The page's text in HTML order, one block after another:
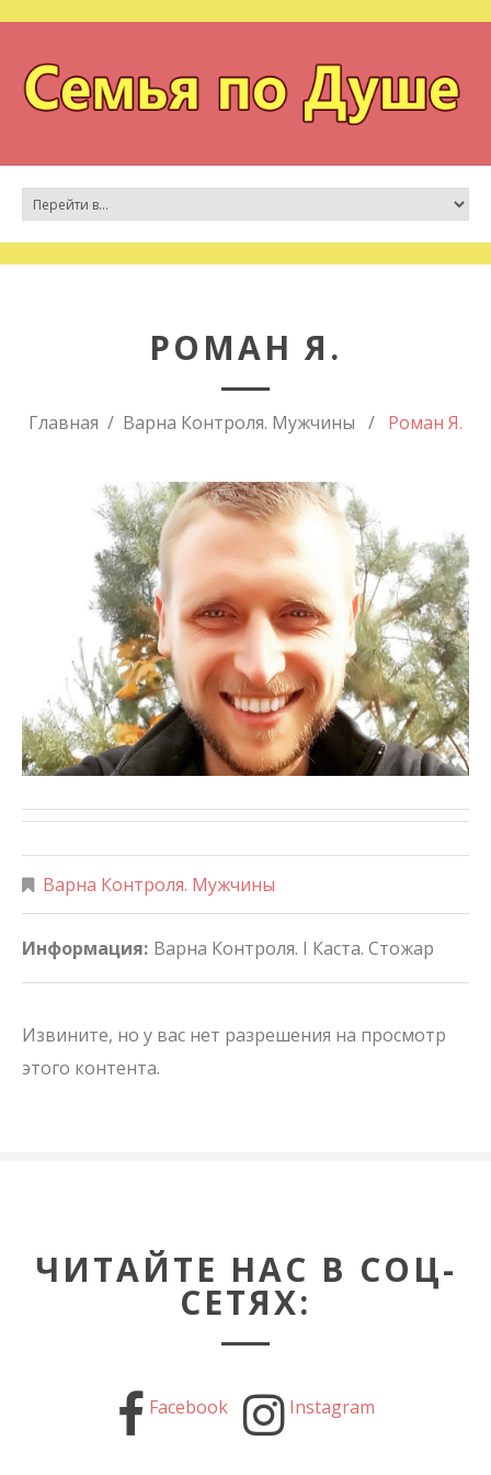
РОМАН Я.
Главная Варна Контроля. Мужчины Роман Я.
Варна Контроля. Мужчины
Информация: Варна Контроля. I Каста. Стожар
Извините, но у вас нет разрешения на просмотр
этого контента.
ЧИТАЙТЕ НАС В СОЦ-
СЕТЯХ:
Facebook Instagram